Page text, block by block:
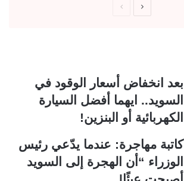
ح
ا
ل
س
ا
ب
ل
ا
بعد انخفاض أسعار الوقود في
السويد.. ايهما أفضل السيارة
الكهربائية أو البنزين!
كاتبة مهاجرة: عندما يدّعي رئيس
الوزراء “أن الهجرة إلى السويد